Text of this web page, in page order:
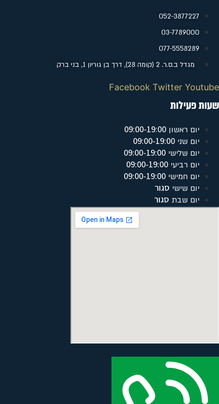
052-3877227
‭03-7789000
077-5558289
מגדל ב.ס.ר. 2 (קומה 28), דרך בן גוריון 1, בני ברק
Facebook Twitter Youtube
שעות פעילות
יום ראשון 09:00-19:00
יום שני 09:00-19:00
יום שלישי 09:00-19:00
יום רביעי 09:00-19:00
יום חמישי 09:00-19:00
יום שישי סגור
יום שבת סגור